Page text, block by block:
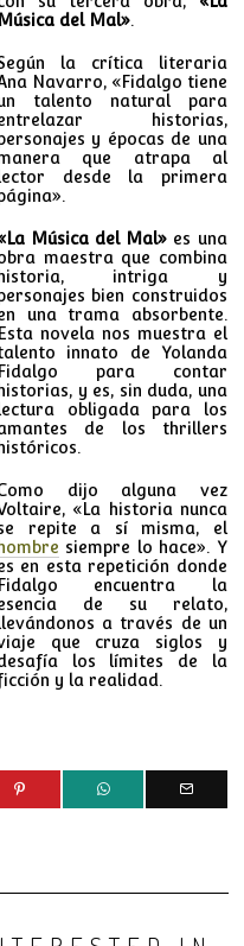
Música del Mal».
la crítica literaria
Navarro, «Fidalgo tiene
talento natural para
historias,
y épocas de una
que atrapa al
desde la primera
Música del Mal»es una
maestra que combina
historia, intriga y
bien construidos
una trama absorbente.
Esta novela nos muestra el
innato de Yolanda
Fidalgo para contar
historias, y es, sin duda, una
obligada para los
de los thrillers
históricos.
dijo alguna vez
«La historia nunca
repite a sí misma, el
hombre siempre lo hace». Y
en esta repetición donde
Fidalgo encuentra la
de su relato,
a través de un
que cruza siglos y
los límites de la
y la realidad.